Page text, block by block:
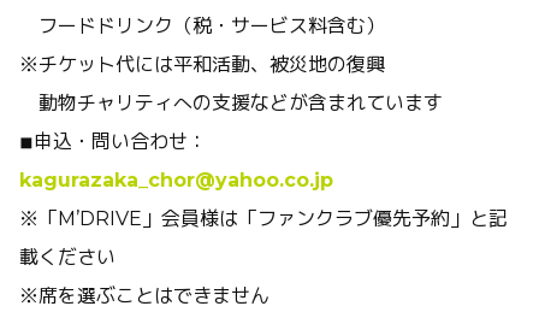
フードドリンク（税・サービス料含む）
※チケット代には平和活動、被災地の復興
動物チャリティへの支援などが含まれています
◾︎申込・問い合わせ：
kagurazaka_chor@yahoo.co.jp
※「M’DRIVE」会員様は「ファンクラブ優先予約」と記
載ください
※席を選ぶことはできません